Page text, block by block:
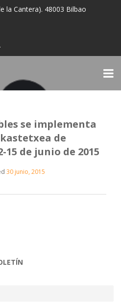
la Cantera). 48003 Bilbao
se implementa
de
de junio de 2015
30 junio, 2015